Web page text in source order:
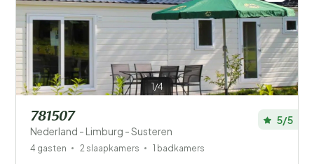
1/4
781507
Nederland - Limburg - Susteren
5/5
4 gasten 2 slaapkamers 1 badkamers